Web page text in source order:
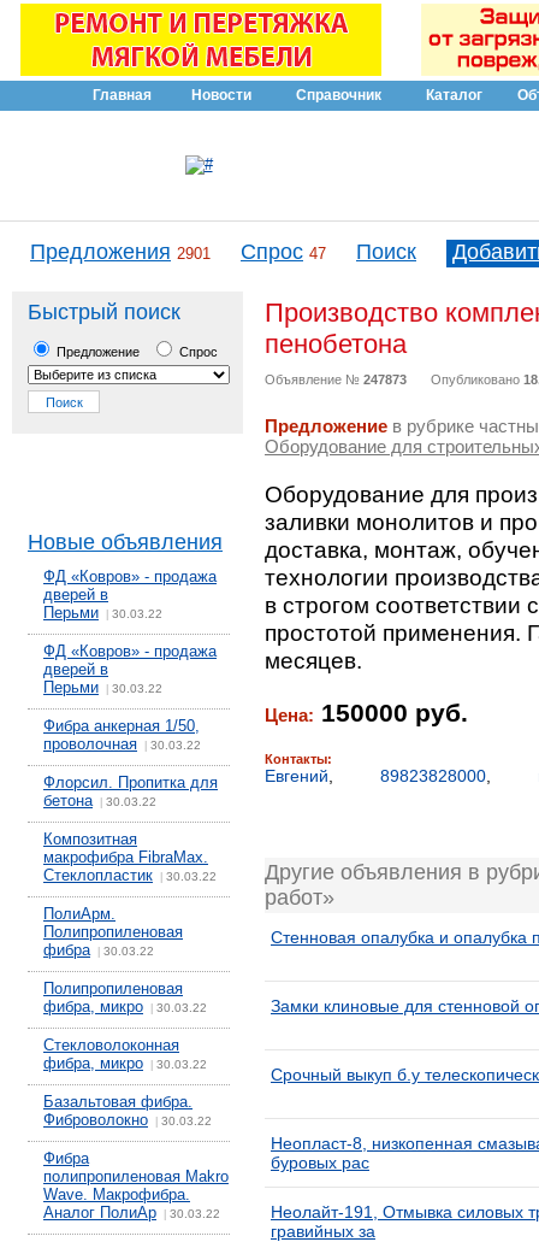
Главная Новости Справочник Каталог
Предложения 2901 Спрос 47 Поиск
Быстрый поиск
Предложение Спрос
Новые объявления
ФД «Ковров» - продажа
дверей в
Перьми
30.03.22
ФД «Ковров» - продажа
дверей в
Перьми
30.03.22
Фибра анкерная 1/50,
проволочная
30.03.22
Флорсил. Пропитка для
бетона| 30.03.22
Композитная
макрофибра FibraMax.
Стеклопластик
30.03.22
ПолиАрм.
Полипропиленовая
фибра| 30.03.22
Полипропиленовая
фибра, микро
30.03.22
Стекловолоконная
фибра, микро
30.03.22
Базальтовая фибра.
Фиброволокно
30.03.22
Фибра
полипропиленовая Makro
Wave. Макрофибра.
Аналог ПолиАр
30.03.22
Производство
пенобетона
Объявление № 247873 Опубликовано
Предложение в рубрике
Оборудование для
Оборудование для
заливки монолитов и
доставка, монтаж,
технологии
в строгом соответствии
простотой применения.
месяцев.
Цена: 150000 руб.
Контакты:
Евгений 89823828000
Другие объявления в
работ»
Стенновая опалубка и опалубка
Замки клиновые для стенновой
Срочный выкуп б.у
Неопласт-8, низкопенная
буровых рас
Неолайт-191, Отмывка силовых
гравийных за